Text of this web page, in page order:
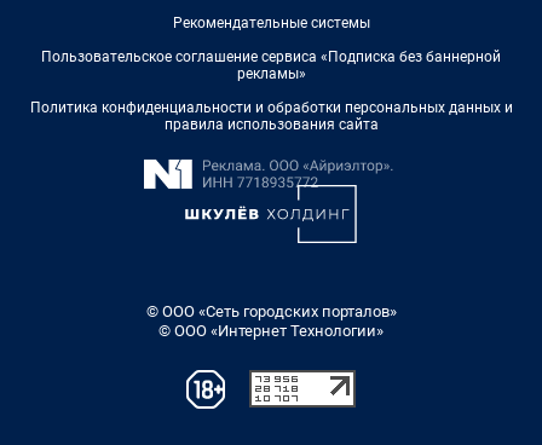
Рекомендательные системы
Пользовательское соглашение сервиса «Подписка без баннерной
рекламы»
Политика конфиденциальности и обработки персональных данных и
правила использования сайта
© ООО «Сеть городских порталов»
© ООО «Интернет Технологии»